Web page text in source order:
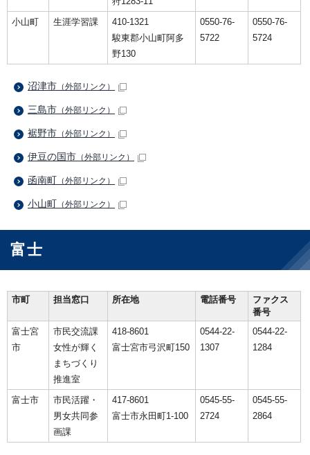
小山町 生涯学習課
410-1321
駿東郡小山町阿多
野130
0550-76-
5722
0550-76-
5724
沼津市 （外部リンク）
三島市 （外部リンク）
裾野市 （外部リンク）
伊豆の国市 （外部リンク）
函南町 （外部リンク）
小山町 （外部リンク）
富士
市町 担当窓口 所在地 電話番号
ファクス
番号
富士宮
市
市民交流課
女性が輝く
まちづくり
推進室
418-8601
富士宮市弓沢町150
0544-22-
1307
0544-22-
1284
富士市
市民活躍・
男女共同参
画課
417-8601
富士市永田町1-100
0545-55-
2724
0545-55-
2864